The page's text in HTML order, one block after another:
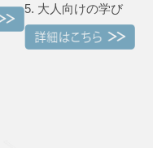
5. 大人向けの学び